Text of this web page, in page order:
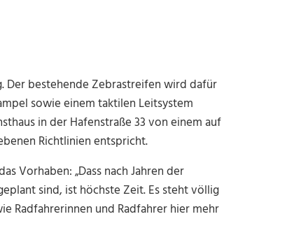
Der bestehende Zebrastreifen wird dafür
sowie einem taktilen Leitsystem
in der Hafenstraße 33 von einem auf
Richtlinien entspricht.
Vorhaben: „Dass nach Jahren der
sind, ist höchste Zeit. Es steht völlig
Radfahrerinnen und Radfahrer hier mehr